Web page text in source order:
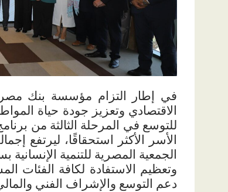
في إطار التزام مؤسسة بنك
الاقتصادي وتعزيز جودة حياة
الجمعية المصرية للتنمية الإنسانية
وتعظيم الاستفادة لكافة الفئات
دعم التوسع والإشراف الفني